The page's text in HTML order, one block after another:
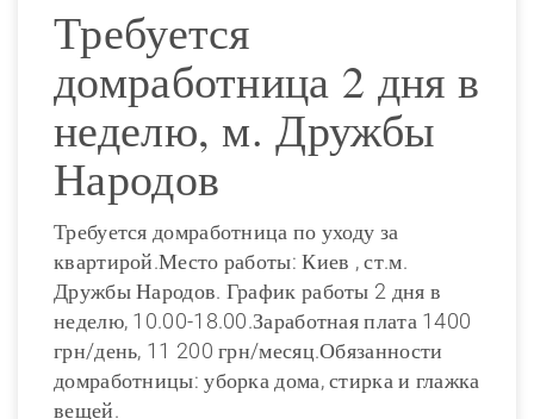
Требуется
домработница 2 дня в
неделю, м. Дружбы
Народов
Требуется домработница по уходу за
квартирой.Место работы: Киев , ст.м.
Дружбы Народов. График работы 2 дня в
неделю, 10.00-18.00.Заработная плата 1400
грн/день, 11 200 грн/месяц.Обязанности
домработницы: уборка дома, стирка и глажка
вещей.